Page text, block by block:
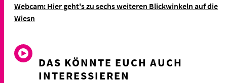
Webcam: Hier geht's zu sechs weiteren Blickwinkeln auf die
Wiesn
DAS KÖNNTE EUCH AUCH
INTERESSIEREN